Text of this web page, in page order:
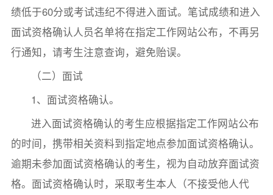
绩低于60分或考试违纪不得进入面试。笔试成绩和进入
面试资格确认人员名单将在指定工作网站公布，不再另
行通知，请考生注意查询，避免贻误。
（二）面试
1、面试资格确认。
进入面试资格确认的考生应根据指定工作网站公布
的时间，携带相关资料到指定地点参加面试资格确认。
逾期未参加面试资格确认的考生，视为自动放弃面试资
格。面试资格确认时，采取考生本人（不接受他人代